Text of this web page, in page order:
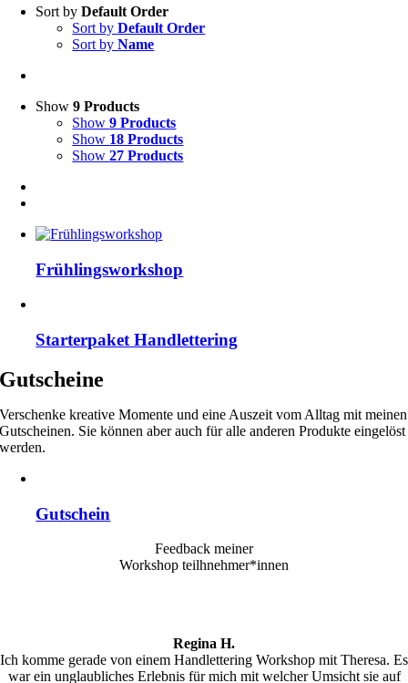
Sort byDefault Order
Sort byDefault Order
Sort byName
Show9 Products
Show9 Products
Show 18 Products
Show27 Products
Frühlingsworkshop
Starterpaket Handlettering
Gutscheine
Verschenke kreative Momente und eine Auszeit vom Alltag mit meinen
Gutscheinen. Sie können aber auch für alle anderen Produkte eingelöst
werden.
Gutschein
Feedback meiner
Workshop teilhnehmer*innen
Regina H.
Ich komme gerade von einem Handlettering Workshop mit Theresa. Es
war ein unglaubliches Erlebnis für mich mit welcher Umsicht sie auf